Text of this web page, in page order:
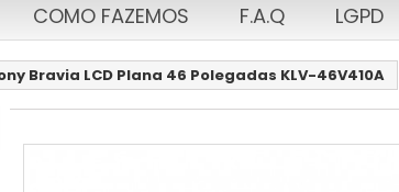
COMO FAZEMOS F.A.Q LGPD
Bravia LCD Plana 46 Polegadas KLV-46V410A